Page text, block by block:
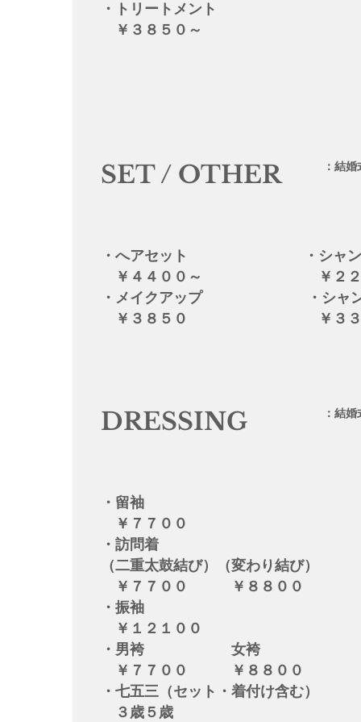
・トリートメント
￥３８５０～
SET / OTHER ：結
・へアセット ・シャンプ
￥４４００～ ￥２２
・メイクアップ ・シャンプ
￥３８５０ ￥３３
DRESSING ：結
・留袖
￥７７００
・訪問着
（二重太鼓結び）（変わり結び）
￥７７００ ￥８８００
・振袖
￥１２１００
・男袴
￥７７００ ￥８８
・七五三（セット・着付け含む）
３歳５歳